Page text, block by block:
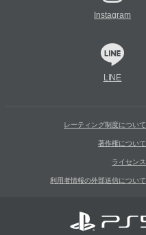
Instagram
LINE
レーティング制度について
著作権について
ライセンス
利用者情報の外部送信について